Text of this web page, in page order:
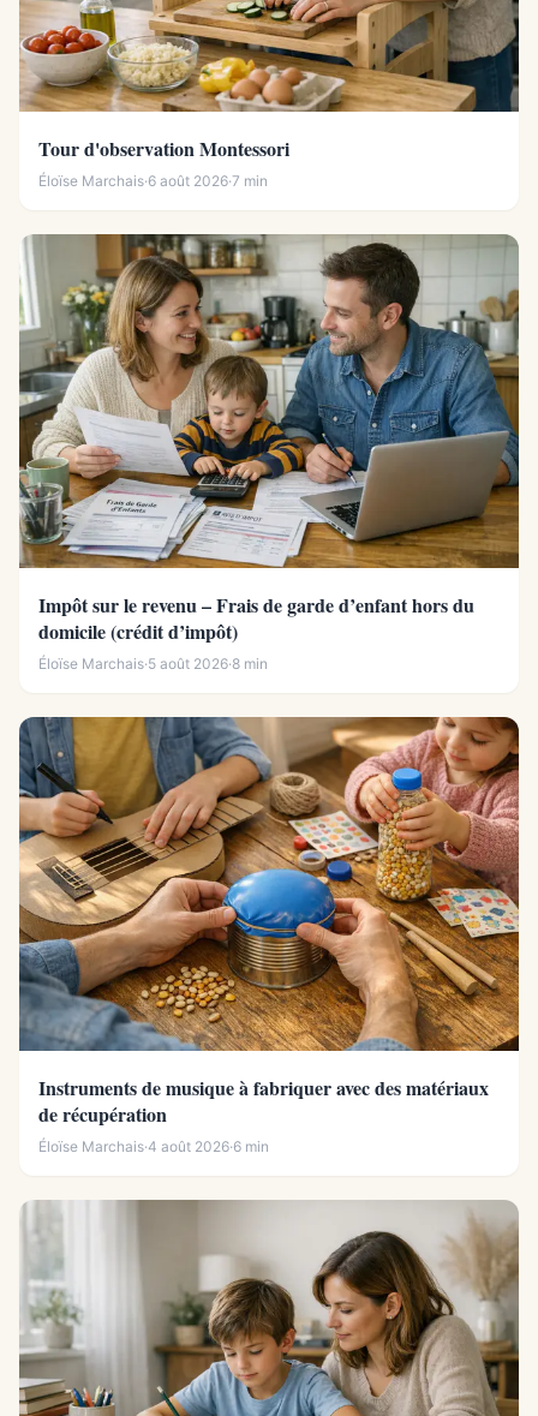
Tour d'observation Montessori
Éloïse Marchais·6 août 2026·7 min
Impôt sur le revenu – Frais de garde d’enfant hors du
domicile (crédit d’impôt)
Éloïse Marchais·5 août 2026·8 min
Instruments de musique à fabriquer avec des matériaux
de récupération
Éloïse Marchais·4 août 2026·6 min